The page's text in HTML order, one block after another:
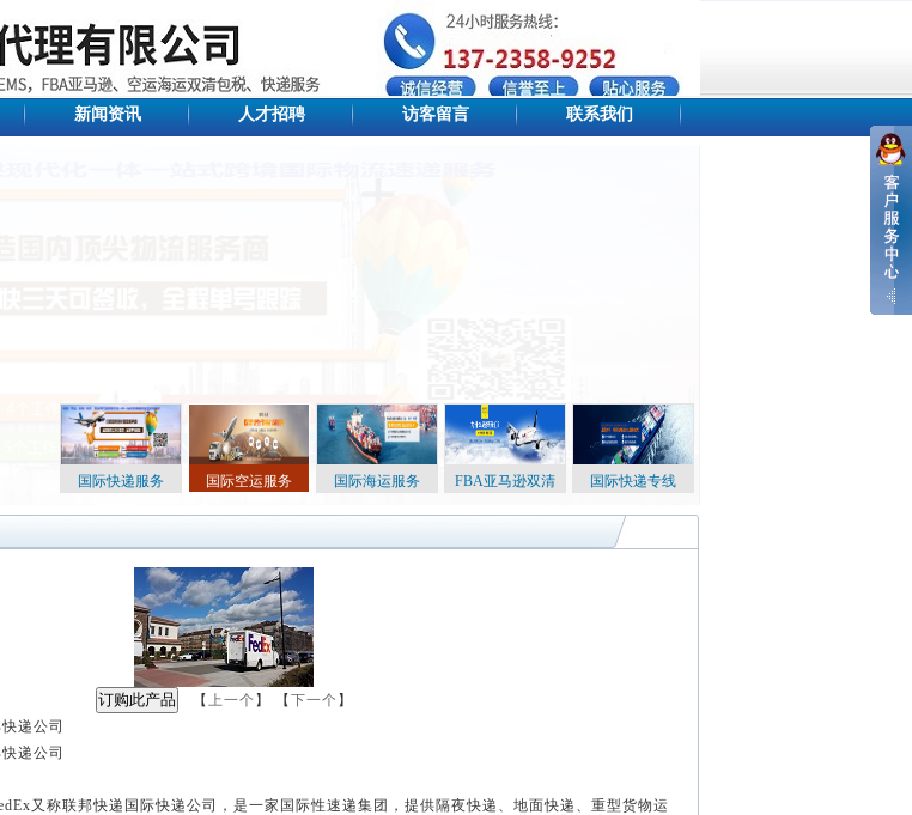
新闻资讯 人才招聘 访客留言 联系我们
国际快递服务 国际空运服务 国际海运服务 FBA亚马逊双清 国际快递专线
【 上一个 】 【 下一个 】
递公司
递公司
又称联邦快递国际快递公司，是一家国际性速递集团，提供隔夜快递、地面快递、重型货物运